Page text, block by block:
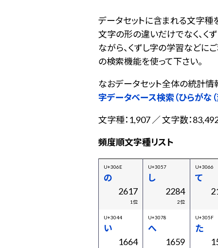
データセットに含まれる文字種
文字の形の違いだけでなく、く
ながら、くずし字の学習などに
の検索機能を使って下さい。
なおデータセット全体の統計情
字データベース検索（ひらがな（
文字種：1,907 ／ 文字数：
頻度順文字種リスト
U+306E
の
2617
1位
U+3057
し
2284
2位
U+3066
て
U+3044
い
1664
U+3078
へ
1659
U+305F
た